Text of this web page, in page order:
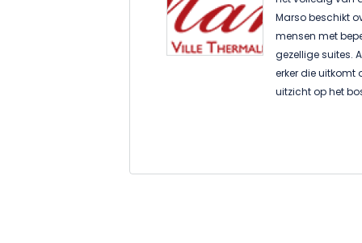
Marso beschikt
mensen met
gezellige suites.
erker die uitkomt
uitzicht op het